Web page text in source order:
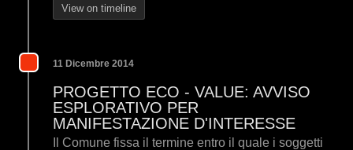
View on timeline
11 Dicembre 2014
PROGETTO ECO - VALUE: AVVISO
ESPLORATIVO PER
MANIFESTAZIONE D'INTERESSE
Il Comune fissa il termine entro il quale i soggetti